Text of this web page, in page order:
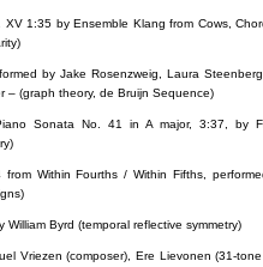
XV 1:35 by Ensemble Klang from Cows,
by Jake Rosenzweig, Laura
– (graph theory, de Bruijn Sequence)
Sonata No. 41 in A major, 3:37, by
Within Fourths / Within Fifths,
William Byrd (temporal reflective symmetry)
Vriezen (composer), Ere Lievonen (31-